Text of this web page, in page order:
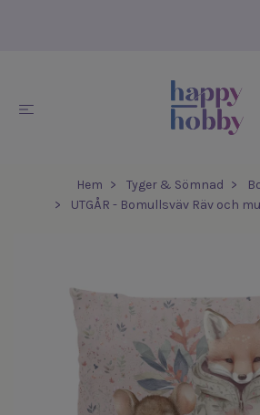
Hem Tyger & Sömnad
UTGÅR - Bomullsväv Räv och